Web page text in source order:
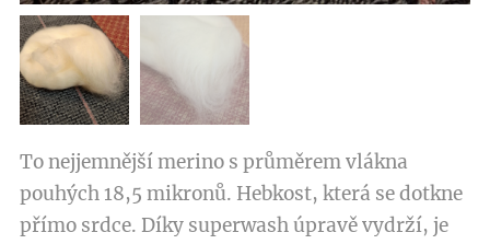
To nejjemnější merino s průměrem vlákna
pouhých 18,5 mikronů. Hebkost, která se dotkne
přímo srdce. Díky superwash úpravě vydrží, je